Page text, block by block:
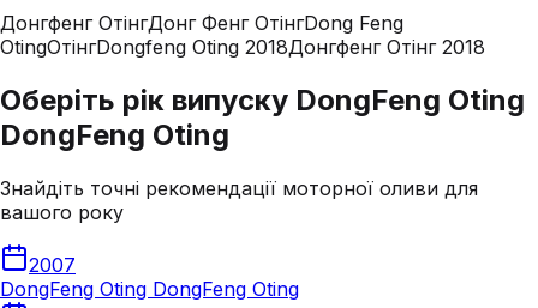
Донгфенг ОтінгДонг Фенг ОтінгDong Feng
OtingОтінгDongfeng Oting 2018Донгфенг Отінг 2018
Оберіть рік випуску DongFeng Oting
DongFeng Oting
Знайдіть точні рекомендації моторної оливи для
вашого року
2007
DongFeng Oting DongFeng Oting